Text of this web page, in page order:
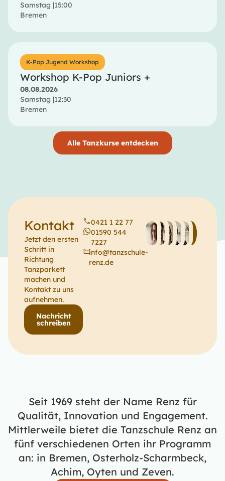
Samstag |15:00
Bremen
K-Pop Jugend Workshop
Workshop K-Pop Juniors +
08.08.2026
Samstag |12:30
Bremen
Alle Tanzkurse entdecken
Kontakt
Jetzt den ersten
Schritt in
Richtung
Tanzparkett
machen und
Kontakt zu uns
aufnehmen.
Nachricht
schreiben
0421 1 22 77
01590 544
7227
info@tanzschule-
renz.de
Seit 1969 steht der Name Renz für
Qualität, Innovation und Engagement.
Mittlerweile bietet die Tanzschule Renz an
fünf verschiedenen Orten ihr Programm
an: in Bremen, Osterholz-Scharmbeck,
Achim, Oyten und Zeven.